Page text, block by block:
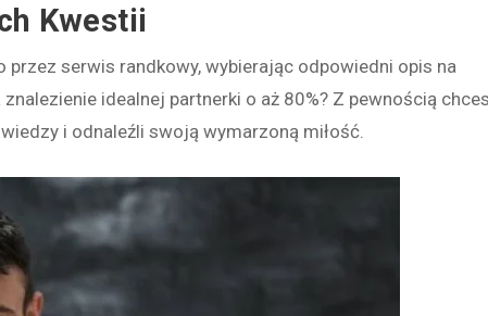
Kwestii
serwis randkowy, wybierając odpowiedni opis na
idealnej partnerki o aż 80%? Z pewnością
i odnaleźli swoją wymarzoną miłość.